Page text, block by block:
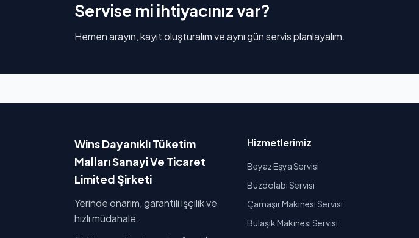
Servise mi ihtiyacınız var?
Hemen arayın, kayıt oluşturalım ve aynı gün servis planlayalım.
Wins Dayanıklı Tüketim
Malları Sanayi Ve Ticaret
Limited Şirketi
Yerinde onarım, garantili işçilik ve
hızlı müdahale.
Hizmetlerimiz
Beyaz Eşya Servisi
Buzdolabı Servisi
Çamaşır Makinesi Servisi
Bulaşık Makinesi Servisi